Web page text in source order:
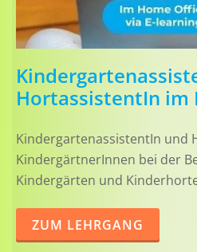
HortassistentIn im
KindergartenassistentIn und
KindergärtnerInnen bei der
Kindergärten und
ZUM LEHRGANG